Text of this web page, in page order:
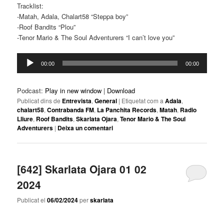
Tracklist:
-Matah, Adala, Chalart58 “Steppa boy”
-Roof Bandits “Plou”
-Tenor Mario & The Soul Adventurers “I can’t love you”
Reproductor
d'àudio
00:00 00:00
Podcast: Play in new window | Download
Publicat dins de Entrevista,General | Etiquetat com a Adala,
chalart58,Contrabanda FM, La Panchita Records,Matah, Radio
Lliure, Roof Bandits,Skarlata Ojara,Tenor Mario & The Soul
Adventurers | Deixa un comentari
[642] Skarlata Ojara 01 02
2024
Publicat el06/02/2024perskarlata